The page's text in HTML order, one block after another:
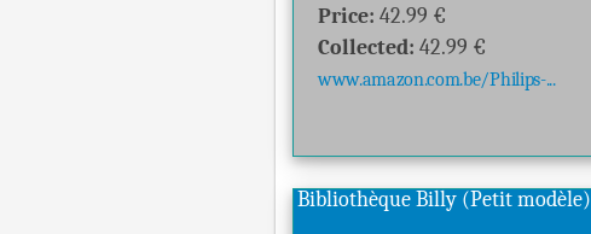
Price: 42.99 €
Collected: 42.99 €
www.amazon.com.be/Philips-...
Bibliothèque Billy (Petit modèle)